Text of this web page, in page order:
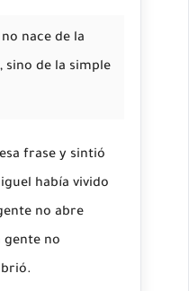
nace de la
sino de la simple
frase y sintió
había vivido
no abre
gente no